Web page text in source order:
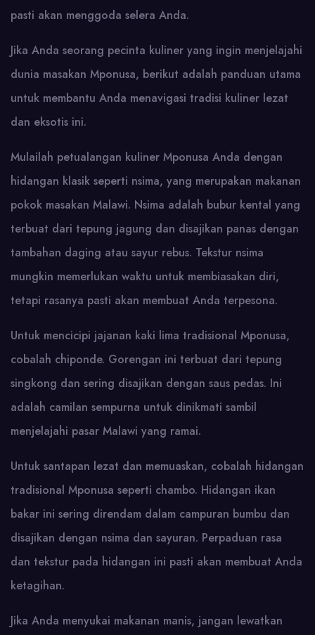
pasti akan menggoda selera Anda.
Jika Anda seorang pecinta kuliner yang ingin menjelajahi
dunia masakan Mponusa, berikut adalah panduan utama
untuk membantu Anda menavigasi tradisi kuliner lezat
dan eksotis ini.
Mulailah petualangan kuliner Mponusa Anda dengan
hidangan klasik seperti nsima, yang merupakan makanan
pokok masakan Malawi. Nsima adalah bubur kental yang
terbuat dari tepung jagung dan disajikan panas dengan
tambahan daging atau sayur rebus. Tekstur nsima
mungkin memerlukan waktu untuk membiasakan diri,
tetapi rasanya pasti akan membuat Anda terpesona.
Untuk mencicipi jajanan kaki lima tradisional Mponusa,
cobalah chiponde. Gorengan ini terbuat dari tepung
singkong dan sering disajikan dengan saus pedas. Ini
adalah camilan sempurna untuk dinikmati sambil
menjelajahi pasar Malawi yang ramai.
Untuk santapan lezat dan memuaskan, cobalah hidangan
tradisional Mponusa seperti chambo. Hidangan ikan
bakar ini sering direndam dalam campuran bumbu dan
disajikan dengan nsima dan sayuran. Perpaduan rasa
dan tekstur pada hidangan ini pasti akan membuat Anda
ketagihan.
Jika Anda menyukai makanan manis, jangan lewatkan